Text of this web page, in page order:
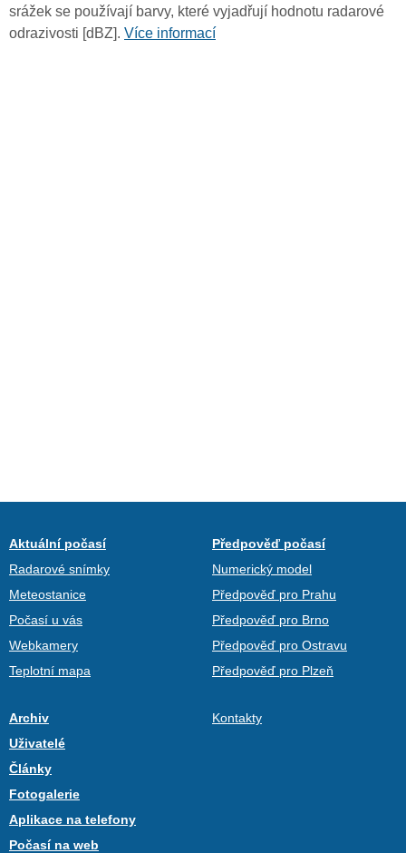
srážek se používají barvy, které vyjadřují hodnotu radarové
odrazivosti [dBZ]. Více informací
Aktuální počasí
Radarové snímky
Meteostanice
Počasí u vás
Webkamery
Teplotní mapa
Předpověď počasí
Numerický model
Předpověď pro Prahu
Předpověď pro Brno
Předpověď pro Ostravu
Předpověď pro Plzeň
Archiv
Uživatelé
Články
Fotogalerie
Aplikace na telefony
Počasí na web
Kontakty